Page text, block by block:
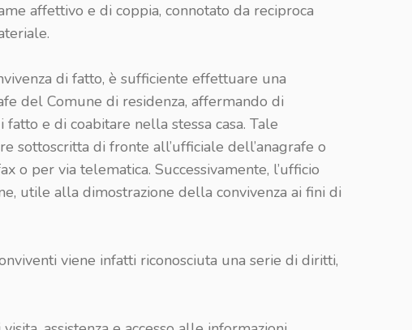
affettivo e di coppia, connotato da reciproca
di fatto, è sufficiente effettuare una
del Comune di residenza, affermando di
e di coabitare nella stessa casa. Tale
sottoscritta di fronte all’ufficiale dell’anagrafe o
o per via telematica. Successivamente, l’ufficio
utile alla dimostrazione della convivenza ai fini di
viene infatti riconosciuta una serie di diritti,